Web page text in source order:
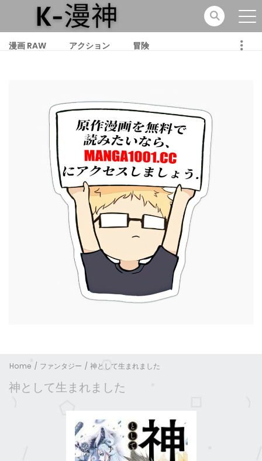
漫画 RAW アクション 冒険
Home ファンタジー 神として生まれました
神として生まれました